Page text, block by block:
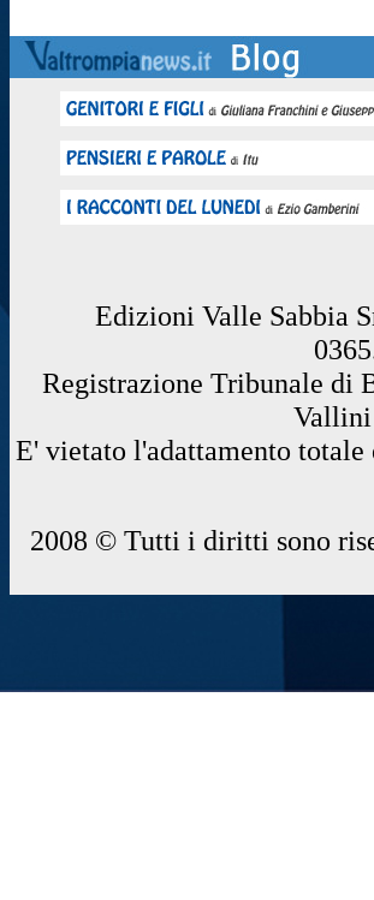
Edizioni Valle Sabbia
Registrazione Tribunale di
E' vietato l'adattamento
2008 © Tutti i diritti sono